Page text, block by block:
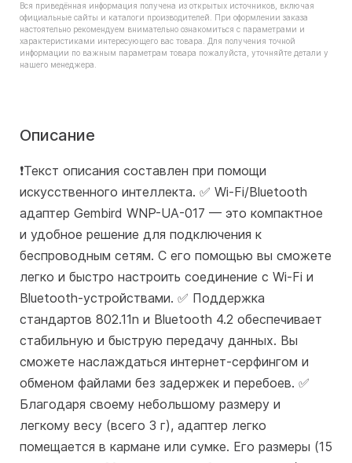
Вся приведённая информация получена из открытых источников, включая
официальные сайты и каталоги производителей. При оформлении заказа
настоятельно рекомендуем внимательно ознакомиться с параметрами и
характеристиками интересующего вас товара. Для получения точной
информации по важным параметрам товара пожалуйста, уточняйте детали у
нашего менеджера.
Описание
❗️Текст описания составлен при помощи
искусственного интеллекта. ✅ Wi-Fi/Bluetooth
адаптер Gembird WNP-UA-017 — это компактное
и удобное решение для подключения к
беспроводным сетям. С его помощью вы сможете
легко и быстро настроить соединение с Wi-Fi и
Bluetooth-устройствами. ✅ Поддержка
стандартов 802.11n и Bluetooth 4.2 обеспечивает
стабильную и быструю передачу данных. Вы
сможете наслаждаться интернет-серфингом и
обменом файлами без задержек и перебоев. ✅
Благодаря своему небольшому размеру и
легкому весу (всего 3 г), адаптер легко
помещается в кармане или сумке. Его размеры (15